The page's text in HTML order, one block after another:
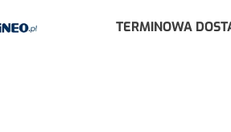
TERMINOWA